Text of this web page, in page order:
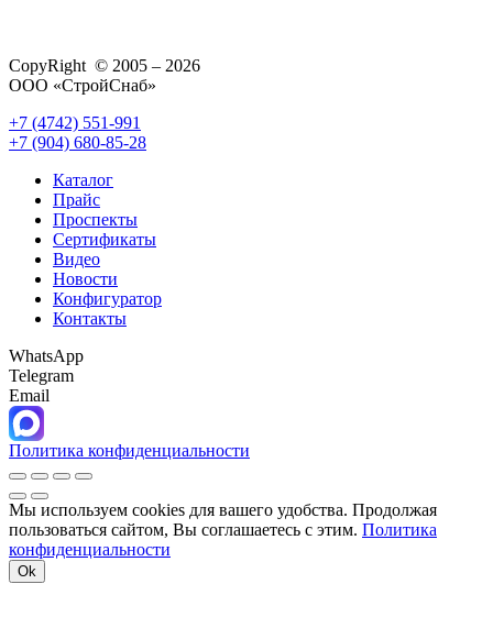
CopyRight © 2005 – 2026
ООО «СтройСнаб»
+7 (4742) 551-991
+7 (904) 680-85-28
Каталог
Прайс
Проспекты
Сертификаты
Видео
Новости
Конфигуратор
Контакты
WhatsApp
Telegram
Email
Политика конфиденциальности
Мы используем cookies для вашего удобства. Продолжая
пользоваться сайтом, Вы соглашаетесь с этим. Политика
конфиденциальности
Ok